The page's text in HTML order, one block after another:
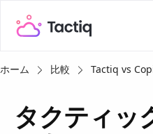
ホーム 比較 Tactiq vs
タクティッ